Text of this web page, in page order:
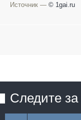
Источник — © 1gai.ru
Следите